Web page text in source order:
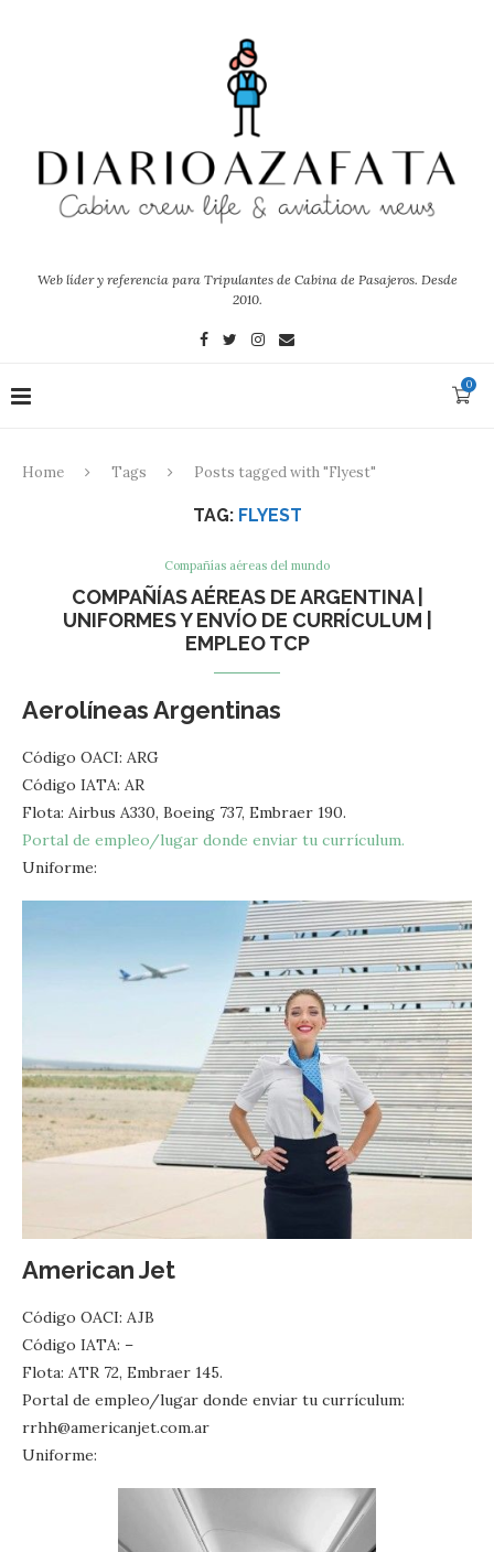
Web líder y referencia para Tripulantes de Cabina de Pasajeros. Desde
2010.
0
Home Tags Posts tagged with "Flyest"
TAG: FLYEST
Compañías aéreas del mundo
COMPAÑÍAS AÉREAS DE ARGENTINA |
UNIFORMES Y ENVÍO DE CURRÍCULUM |
EMPLEO TCP
Aerolíneas Argentinas
Código OACI: ARG
Código IATA: AR
Flota: Airbus A330, Boeing 737, Embraer 190.
Portal de empleo/lugar donde enviar tu currículum.
Uniforme:
American Jet
Código OACI: AJB
Código IATA: –
Flota: ATR 72, Embraer 145.
Portal de empleo/lugar donde enviar tu currículum:
rrhh@americanjet.com.ar
Uniforme: